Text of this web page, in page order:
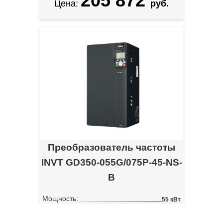
Цена: руб.
Преобразователь частоты
INVT GD350-055G/075P-45-NS-
B
Мощность: 55 кВт